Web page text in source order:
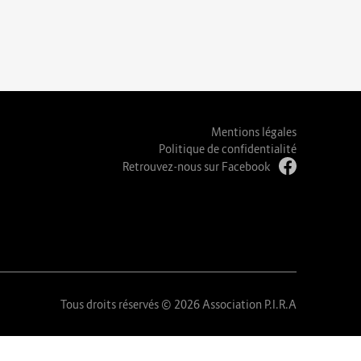
Mentions légales
Politique de confidentialité
Retrouvez-nous sur Facebook
Tous droits réservés © 2026 Association P.I.R.A